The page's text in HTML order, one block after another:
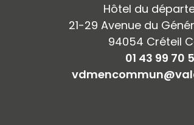
Hôtel du
21-29 Avenue du
94054 Créteil
01 43 99 70